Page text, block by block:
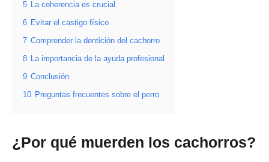
5 La coherencia es crucial
6 Evitar el castigo físico
7 Comprender la dentición del cachorro
8 La importancia de la ayuda profesional
9 Conclusión
10 Preguntas frecuentes sobre el perro
¿Por qué muerden los cachorros?